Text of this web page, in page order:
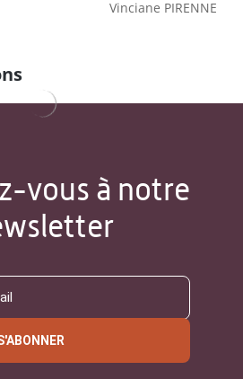
Vinciane PIRENNE
vous à notre